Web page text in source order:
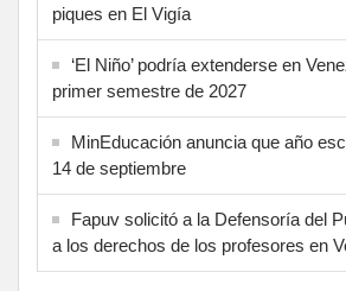
piques en El Vigía
‘El Niño’ podría extenderse en
primer semestre de 2027
MinEducación anuncia que año
14 de septiembre
Fapuv solicitó a la Defensoría del
a los derechos de los profesores en